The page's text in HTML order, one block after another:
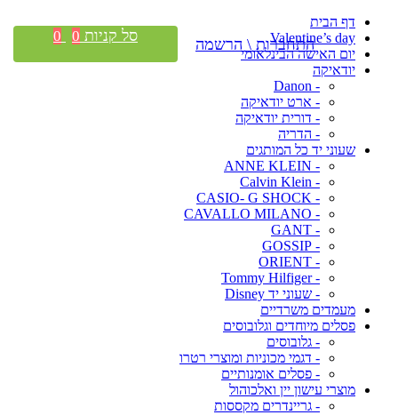
דף הבית
Valentine’s day
יום האישה הבינלאומי
יודאיקה
- Danon
- ארט יודאיקה
- דורית יודאיקה
- הדריה
שעוני יד כל המותגים
- ANNE KLEIN
- Calvin Klein
- CASIO- G SHOCK
- CAVALLO MILANO
- GANT
- GOSSIP
- ORIENT
- Tommy Hilfiger
- שעוני יד Disney
מעמדים משרדיים
פסלים מיוחדים וגלובוסים
- גלובוסים
- דגמי מכוניות ומוצרי רטרו
- פסלים אומנותיים
מוצרי עישון יין ואלכוהול
- גריינדרים מקססות
התחברות \ הרשמה סל קניות 0
0